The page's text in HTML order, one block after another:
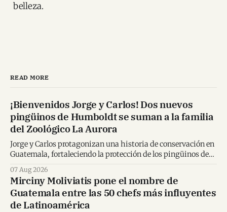
belleza.
READ MORE
¡Bienvenidos Jorge y Carlos! Dos nuevos
pingüinos de Humboldt se suman a la familia
del Zoológico La Aurora
Jorge y Carlos protagonizan una historia de conservación en
Guatemala, fortaleciendo la protección de los pingüinos de
07 Aug 2026
Mirciny Moliviatis pone el nombre de
Guatemala entre las 50 chefs más influyentes
de Latinoamérica